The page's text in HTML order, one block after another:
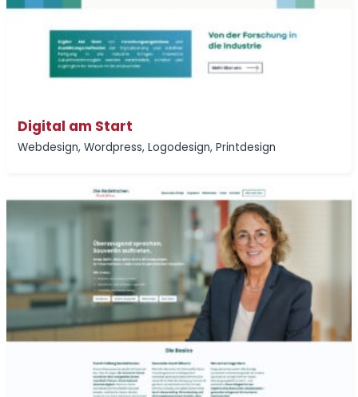
Digital am Start
Webdesign, Wordpress, Logodesign, Printdesign